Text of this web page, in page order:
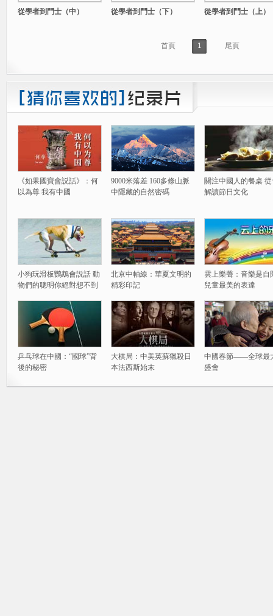
從學者到鬥士（中） 從學者到鬥士（下） 從學者到鬥士（上）
首頁 1 尾頁
《如果國寶會説話》：何
以為尊 我有中國
9000米落差 160多條山脈
中隱藏的自然密碼
關注中國人的餐桌
解讀節日文化
小狗玩滑板鸚鵡會説話 動
物們的聰明你絕對想不到
北京中軸線：華夏文明的
精彩印記
雲上樂聲：音樂是自
兒童最美的表達
乒乓球在中國：“國球”背
後的秘密
大棋局：中美英蘇獵殺日
本法西斯始末
中國春節——全球最
盛會